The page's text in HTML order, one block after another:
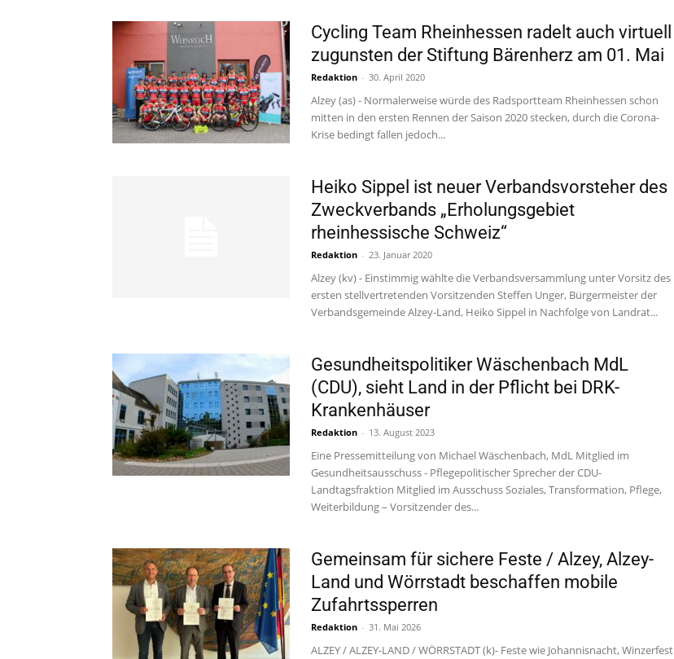
Cycling Team Rheinhessen radelt auch virtuell
zugunsten der Stiftung Bärenherz am 01. Mai
Redaktion - 30. April 2020
Alzey (as) - Normalerweise würde des Radsportteam Rheinhessen schon
mitten in den ersten Rennen der Saison 2020 stecken, durch die Corona-
Krise bedingt fallen jedoch...
Heiko Sippel ist neuer Verbandsvorsteher des
Zweckverbands „Erholungsgebiet
rheinhessische Schweiz“
Redaktion - 23. Januar 2020
Alzey (kv) - Einstimmig wählte die Verbandsversammlung unter Vorsitz des
ersten stellvertretenden Vorsitzenden Steffen Unger, Bürgermeister der
Verbandsgemeinde Alzey-Land, Heiko Sippel in Nachfolge von Landrat...
Gesundheitspolitiker Wäschenbach MdL
(CDU), sieht Land in der Pflicht bei DRK-
Krankenhäuser
Redaktion - 13. August 2023
Eine Pressemitteilung von Michael Wäschenbach, MdL Mitglied im
Gesundheitsausschuss - Pflegepolitischer Sprecher der CDU-
Landtagsfraktion Mitglied im Ausschuss Soziales, Transformation, Pflege,
Weiterbildung – Vorsitzender des...
Gemeinsam für sichere Feste / Alzey, Alzey-
Land und Wörrstadt beschaffen mobile
Zufahrtssperren
Redaktion - 31. Mai 2026
ALZEY / ALZEY-LAND / WÖRRSTADT (k)- Feste wie Johannisnacht, Winzerfest